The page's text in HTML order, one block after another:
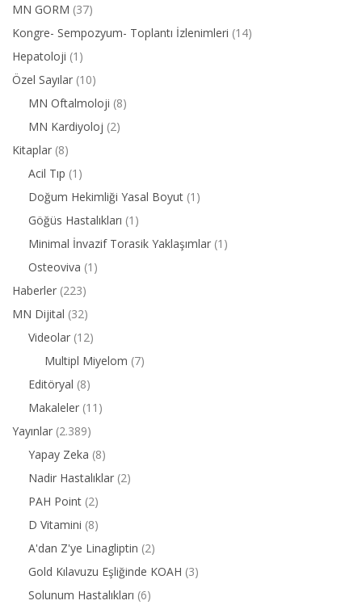
MN GORM (37)
Kongre- Sempozyum- Toplantı İzlenimleri (14)
Hepatoloji (1)
Özel Sayılar (10)
MN Oftalmoloji (8)
MN Kardiyoloj (2)
Kitaplar (8)
Acil Tıp (1)
Doğum Hekimliği Yasal Boyut (1)
Göğüs Hastalıkları (1)
Minimal İnvazif Torasik Yaklaşımlar (1)
Osteoviva (1)
Haberler (223)
MN Dijital (32)
Videolar (12)
Multipl Miyelom (7)
Editöryal (8)
Makaleler (11)
Yayınlar (2.389)
Yapay Zeka (8)
Nadir Hastalıklar (2)
PAH Point (2)
D Vitamini (8)
A'dan Z'ye Linagliptin (2)
Gold Kılavuzu Eşliğinde KOAH (3)
Solunum Hastalıkları (6)